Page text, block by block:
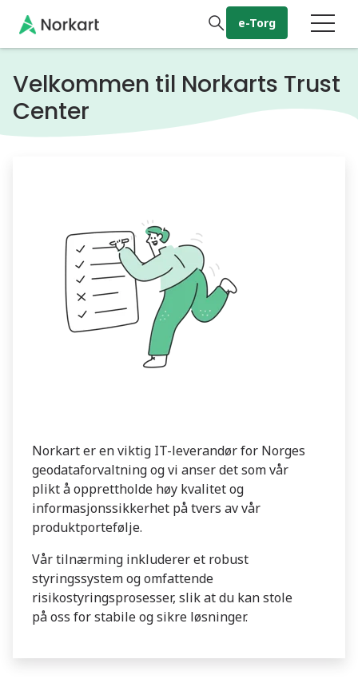
e-Torg
Velkommen til Norkarts Trust
Center
Norkart er en viktig IT-leverandør for Norges
geodataforvaltning og vi anser det som vår
plikt å opprettholde høy kvalitet og
informasjonssikkerhet på tvers av vår
produktportefølje.
Vår tilnærming inkluderer et robust
styringssystem og omfattende
risikostyringsprosesser, slik at du kan stole
på oss for stabile og sikre løsninger.